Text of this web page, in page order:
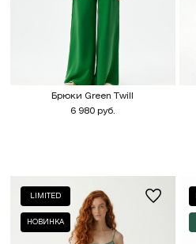
Брюки Green Twill
6 980 руб.
LIMITED
НОВИНКА